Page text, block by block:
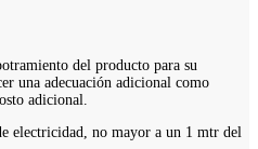
del producto para su
una adecuación adicional como
adicional.
electricidad, no mayor a un 1 mtr del